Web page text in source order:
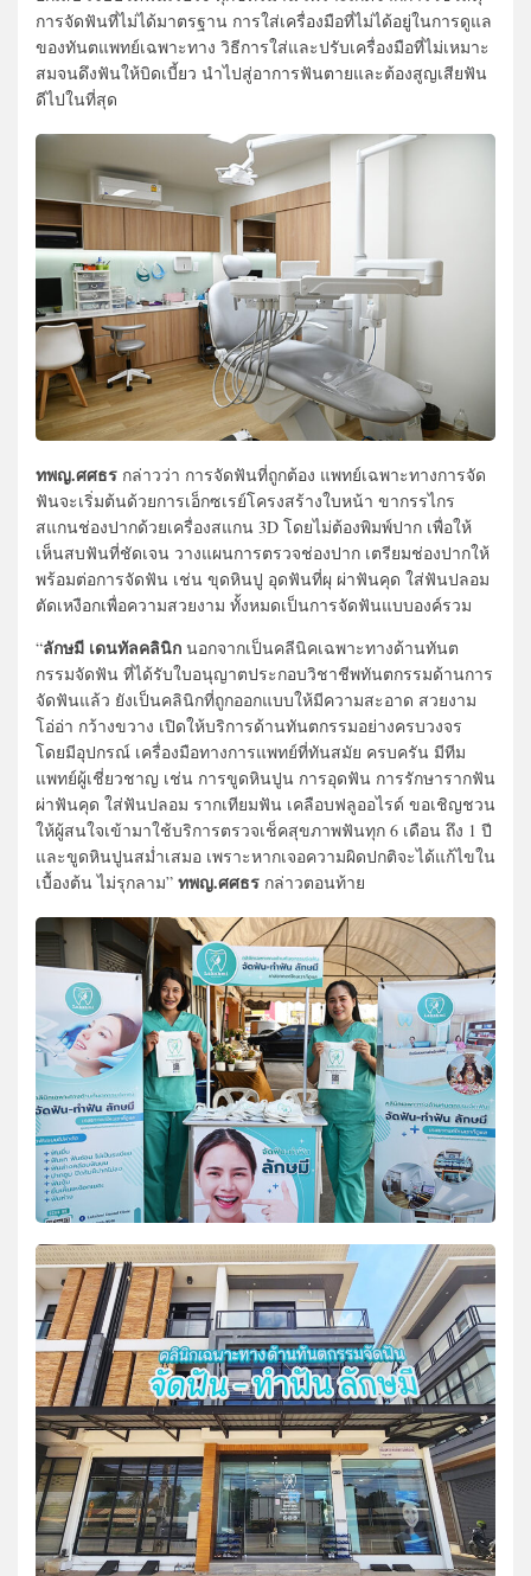
การจัดฟันที่ไม่ได้มาตรฐาน การใส่เครื่องมือที่ไม่ได้อยู่ในการดูแล
ของทันตแพทย์เฉพาะทาง วิธีการใส่และปรับเครื่องมือที่ไม่เหมาะ
สมจนดึงฟันให้บิดเบี้ยว นำไปสู่อาการฟันตายและต้องสูญเสียฟัน
ดีไปในที่สุด
ทพญ.ศศธร กล่าวว่า การจัดฟันที่ถูกต้อง แพทย์เฉพาะทางการจัด
ฟันจะเริ่มต้นด้วยการเอ็กซเรย์โครงสร้างใบหน้า ขากรรไกร
สแกนช่องปากด้วยเครื่องสแกน 3D โดยไม่ต้องพิมพ์ปาก เพื่อให้
เห็นสบฟันที่ชัดเจน วางแผนการตรวจช่องปาก เตรียมช่องปากให้
พร้อมต่อการจัดฟัน เช่น ขุดหินปู อุดฟันที่ผุ ผ่าฟันคุด ใส่ฟันปลอม
ตัดเหงือกเพื่อความสวยงาม ทั้งหมดเป็นการจัดฟันแบบองค์รวม
“ลักษมี เดนทัลคลินิก นอกจากเป็นคลีนิคเฉพาะทางด้านทันต
กรรมจัดฟัน ที่ได้รับใบอนุญาตประกอบวิชาชีพทันตกรรมด้านการ
จัดฟันแล้ว ยังเป็นคลินิกที่ถูกออกแบบให้มีความสะอาด สวยงาม
โอ่อ่า กว้างขวาง เปิดให้บริการด้านทันตกรรมอย่างครบวงจร
โดยมีอุปกรณ์ เครื่องมือทางการแพทย์ที่ทันสมัย ครบครัน มีทีม
แพทย์ผู้เชี่ยวชาญ เช่น การขูดหินปูน การอุดฟัน การรักษารากฟัน
ผ่าฟันคุด ใส่ฟันปลอม รากเทียมฟัน เคลือบฟลูออไรด์ ขอเชิญชวน
ให้ผู้สนใจเข้ามาใช้บริการตรวจเช็คสุขภาพฟันทุก 6 เดือน ถึง 1 ปี
และขูดหินปูนสม่ำเสมอ เพราะหากเจอความผิดปกติจะได้แก้ไขใน
เบื้องต้น ไม่รุกลาม” ทพญ.ศศธร กล่าวตอนท้าย